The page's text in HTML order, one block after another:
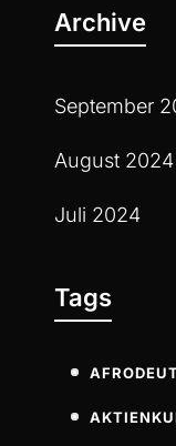
Archive
September
August 2024
Juli 2024
Tags